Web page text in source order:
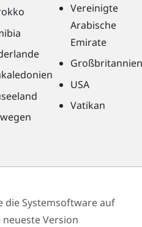
Vereinigte
Arabische
Emirate
Großbritannien
USA
Vatikan
die Systemsoftware auf
Version